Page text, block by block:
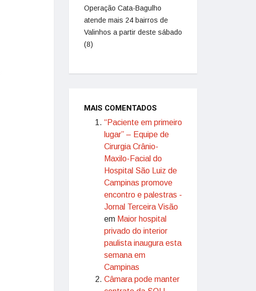
Operação Cata-Bagulho
atende mais 24 bairros de
Valinhos a partir deste sábado
(8)
MAIS COMENTADOS
“Paciente em primeiro
lugar” – Equipe de
Cirurgia Crânio-
Maxilo-Facial do
Hospital São Luiz de
Campinas promove
encontro e palestras -
Jornal Terceira Visão
em Maior hospital
privado do interior
paulista inaugura esta
semana em
Campinas
Câmara pode manter